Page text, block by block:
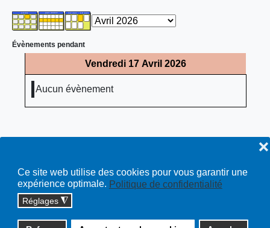
Ce site web utilise des cookies pour vous garantir une
expérience optimale. Politique de confidentialité
Réglages ◮
❌
Évènements pendant
Vendredi 17 Avril 2026
Aucun évènement
Copyright © 2026 cossonay.ch - tous droits réservés | site :